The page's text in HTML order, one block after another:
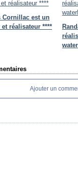
Cornillac est un
et réalisateur ****
Ajouter un